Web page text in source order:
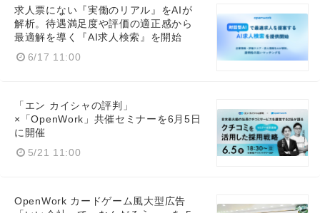
求人票にない『実働のリアル』をAIが
解析。待遇満足度や評価の適正感から
最適解を導く『AI求人検索』を開始
6/17 11:00
「エン カイシャの評判」
×「OpenWork」共催セミナーを6月5日
に開催
5/21 11:00
OpenWork カードゲーム風大型広告